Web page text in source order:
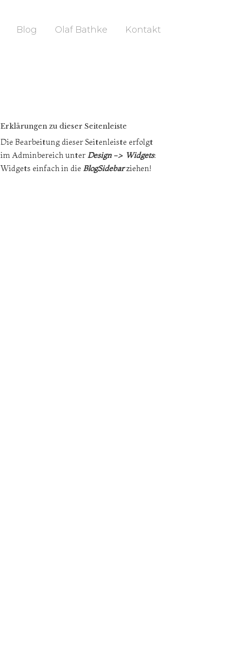
Blog Olaf Bathke Kontakt
Erklärungen zu dieser Seitenleiste
Die Bearbeitung dieser Seitenleiste erfolgt
im Adminbereich unterDesign -> Widgets:
Widgets einfach in dieBlogSidebarziehen!